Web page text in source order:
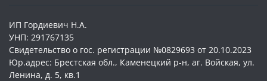
ИП Гордиевич Н.А.
УНП: 291767135
Свидетельство о гос. регистрации №0829693 от 20.10.2023
Юр.адрес: Брестская обл., Каменецкий р-н, аг. Войская, ул.
Ленина, д. 5, кв.1